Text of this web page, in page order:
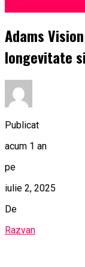
Adams
longevitate
Publicat
acum 1 an
pe
iulie 2, 2025
De
Razvan